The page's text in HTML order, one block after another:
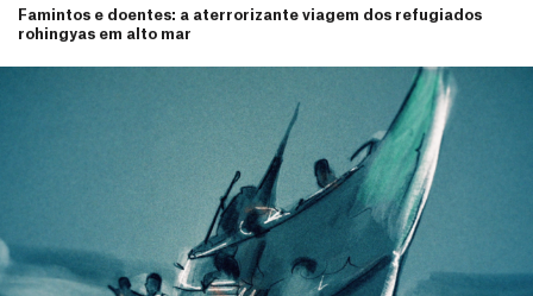
Famintos e doentes: a aterrorizante viagem dos refugiados
rohingyas em alto mar